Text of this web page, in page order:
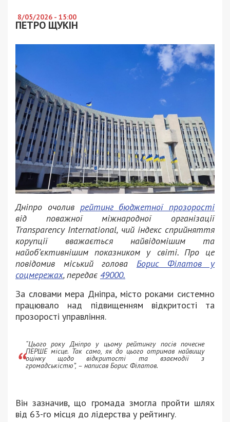
8/05/2026 - 15:00
ПЕТРО ЩУКІН
Дніпро очолив рейтинг бюджетної прозорості
від поважної міжнародної організації
Transparency International, чий індекс сприйняття
корупції вважається найвідомішим та
найобʼєктивнішим показником у світі. Про це
повідомив міський голова Борис Філатов у
соцмережах, передає 49000.
За словами мера Дніпра, місто роками системно
працювало над підвищенням відкритості та
прозорості управління.
“Цього року Дніпро у цьому рейтингу посів почесне
ПЕРШЕ місце. Так само, як до цього отримав найвищу
оцінку щодо відкритості та взаємодії з
громадськістю”, – написав Борис Філатов.
Він зазначив, що громада змогла пройти шлях
від 63-го місця до лідерства у рейтингу.